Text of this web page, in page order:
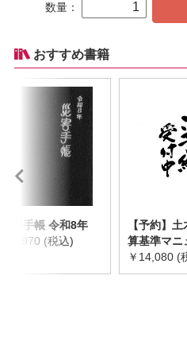
数量：
おすすめ書籍
災害手帳 令和8年
￥2,970 (税込)
【予約】
算基準マニ
令和8年
※2026年8
￥14,080 (